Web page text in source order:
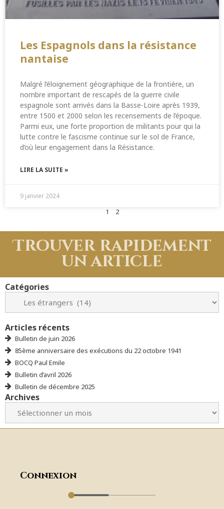
Les Espagnols dans la résistance
nantaise
Malgré l’éloignement géographique de la frontière, un
nombre important de rescapés de la guerre civile
espagnole sont arrivés dans la Basse-Loire après 1939,
entre 1500 et 2000 selon les recensements de l’époque.
Parmi eux, une forte proportion de militants pour qui la
lutte contre le fascisme continue sur le sol de France,
d’où leur engagement dans la Résistance.
LIRE LA SUITE »
9 janvier 2024
1 2
Trouver rapidement
un article
Catégories
Articles récents
Bulletin de juin 2026
85ème anniversaire des exécutions du 22 octobre 1941
BOCQ Paul Emile
Bulletin d’avril 2026
Bulletin de décembre 2025
Archives
Connexion